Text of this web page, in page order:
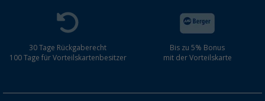
30 Tage Rückgaberecht
100 Tage für Vorteilskartenbesitzer
Bis zu 5% Bonus
mit der Vorteilskarte